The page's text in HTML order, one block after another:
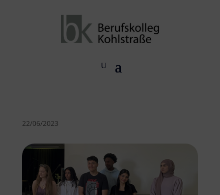
22/06/2023